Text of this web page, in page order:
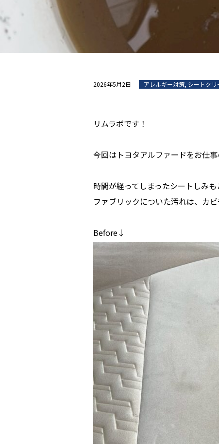
2026年5月2日 アレルギー対策, シートク
リムラボです！
今回はトヨタアルファードをお仕
時間が経ってしまったシートしみも
ファブリックについた汚れは、カ
Before↓